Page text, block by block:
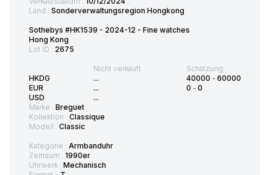
Land : Sonderverwaltungsregion Hongkong
Sothebys #HK1539 - 2024-12 - Fine watches
Hong Kong
Lot ID : 2675
HKDG
EUR
USD
Nicht verkauft
...
...
...
Schätzung:
40000 - 60000
0 - 0
Marke : Breguet
Kollektion : Classique
Modell : Classic
Kategorie : Armbanduhr
Zeitraum : 1990er
Uhrwerk : Mechanisch